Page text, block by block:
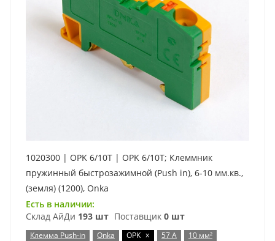
1020300 | OPK 6/10T | OPK 6/10T; Клеммник
пружинный быстрозажимной (Push in), 6-10 мм.кв.,
(земля) (1200), Onka
Есть в наличии:
Склад АйДи 193 шт Поставщик 0 шт
Клемма Push-in Onka OPK x 57 А
10 мм²